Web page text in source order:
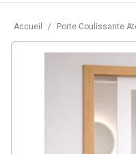
Accueil / Porte Coulissante Atelier